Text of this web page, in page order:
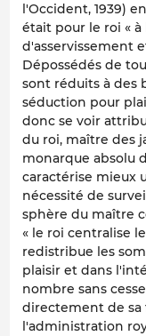
l'Occident, 1939)
était pour le roi «
d'asservissement
Dépossédés de
sont réduits à des
séduction pour
donc se voir
du roi, maître des
monarque absolu
caractérise mieux
nécessité de
sphère du maître
« le roi centralise
redistribue les
plaisir et dans
nombre sans
directement de sa
l'administration